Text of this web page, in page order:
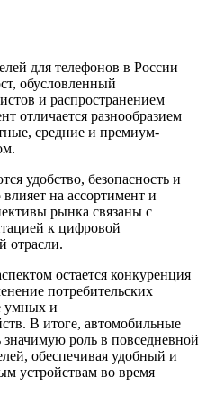
для телефонов в России
обусловленный
и распространением
отличается разнообразием
средние и премиум-
удобство, безопасность и
влияет на ассортимент и
рынка связаны с
к цифровой
отрасли.
остается конкуренция
потребительских
умных и
В итоге, автомобильные
роль в повседневной
обеспечивая удобный и
устройствам во время